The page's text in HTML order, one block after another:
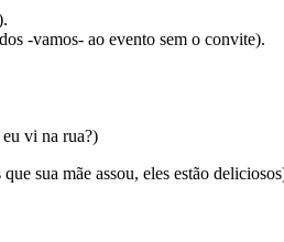
-vamos- ao evento sem o convite).
eu vi na rua?)
sua mãe assou, eles estão